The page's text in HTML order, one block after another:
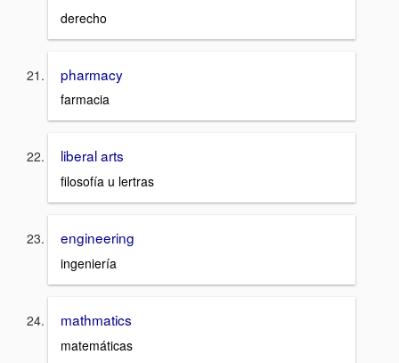
derecho
pharmacy
farmacia
liberal arts
filosofía u lertras
engineering
ingeniería
mathmatics
matemáticas